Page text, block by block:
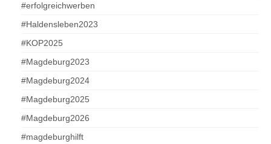
#erfolgreichwerben
#Haldensleben2023
#KOP2025
#Magdeburg2023
#Magdeburg2024
#Magdeburg2025
#Magdeburg2026
#magdeburghilft